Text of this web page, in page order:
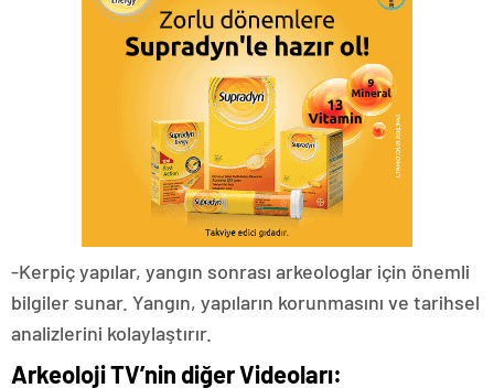
-Kerpiç yapılar, yangın sonrası arkeologlar için önemli
bilgiler sunar. Yangın, yapıların korunmasını ve tarihsel
analizlerini kolaylaştırır.
Arkeoloji TV’nin diğer Videoları: